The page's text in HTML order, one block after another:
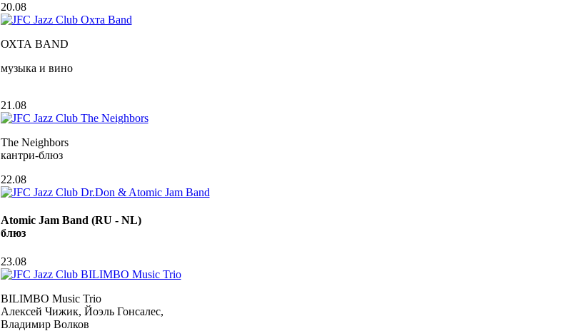
20.08
ОХТА BAND
музыка и вино
21.08
The Neighbors
кантри-блюз
22.08
Atomic Jam Band (RU - NL)
блюз
23.08
BILIMBO Music Trio
Алексей Чижик, Йоэль Гонсалес,
Владимир Волков